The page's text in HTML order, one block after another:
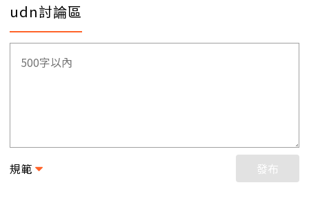
udn討論區
規範 發布